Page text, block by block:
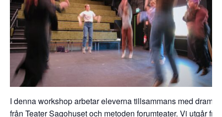
I denna workshop arbetar eleverna tillsammans med
från Teater Sagohuset och metoden forumteater. Vi utgår